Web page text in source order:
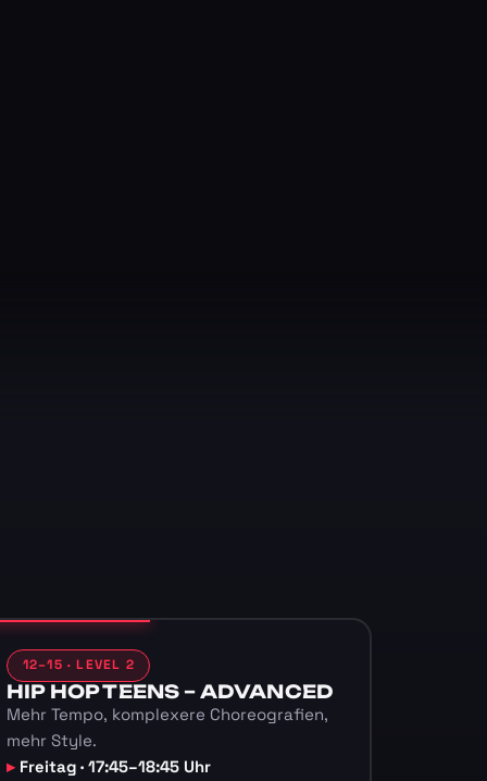
12–15 · LEVEL 2
HIP HOP TEENS – ADVANCED
Mehr Tempo, komplexere Choreografien,
mehr Style.
Freitag · 17:45–18:45 Uhr